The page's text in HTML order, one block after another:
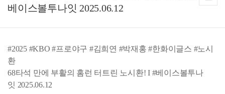
베이스볼투나잇 2025.06.12
#2025 #KBO #프로야구 #김희연 #박재홍 #한화이글스 #노시
환
68타석 만에 부활의 홈런 터트린 노시환! I #베이스볼투나
잇 2025.06.12